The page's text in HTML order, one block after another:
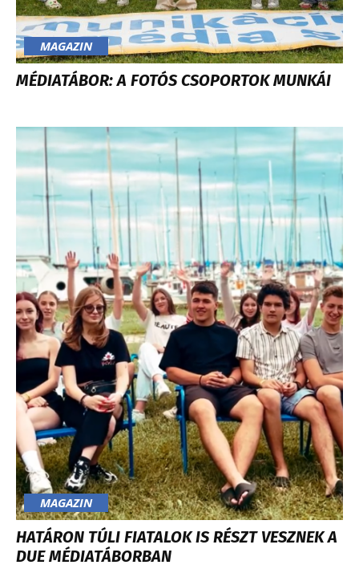
MAGAZIN
MÉDIATÁBOR: A FOTÓS CSOPORTOK MUNKÁI
MAGAZIN
HATÁRON TÚLI FIATALOK IS RÉSZT VESZNEK A
DUE MÉDIATÁBORBAN